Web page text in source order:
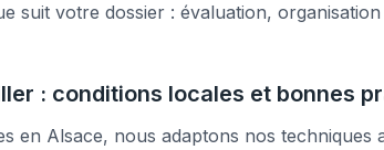
suit votre dossier : évaluation,
: conditions locales et bonnes
en Alsace, nous adaptons nos techniques